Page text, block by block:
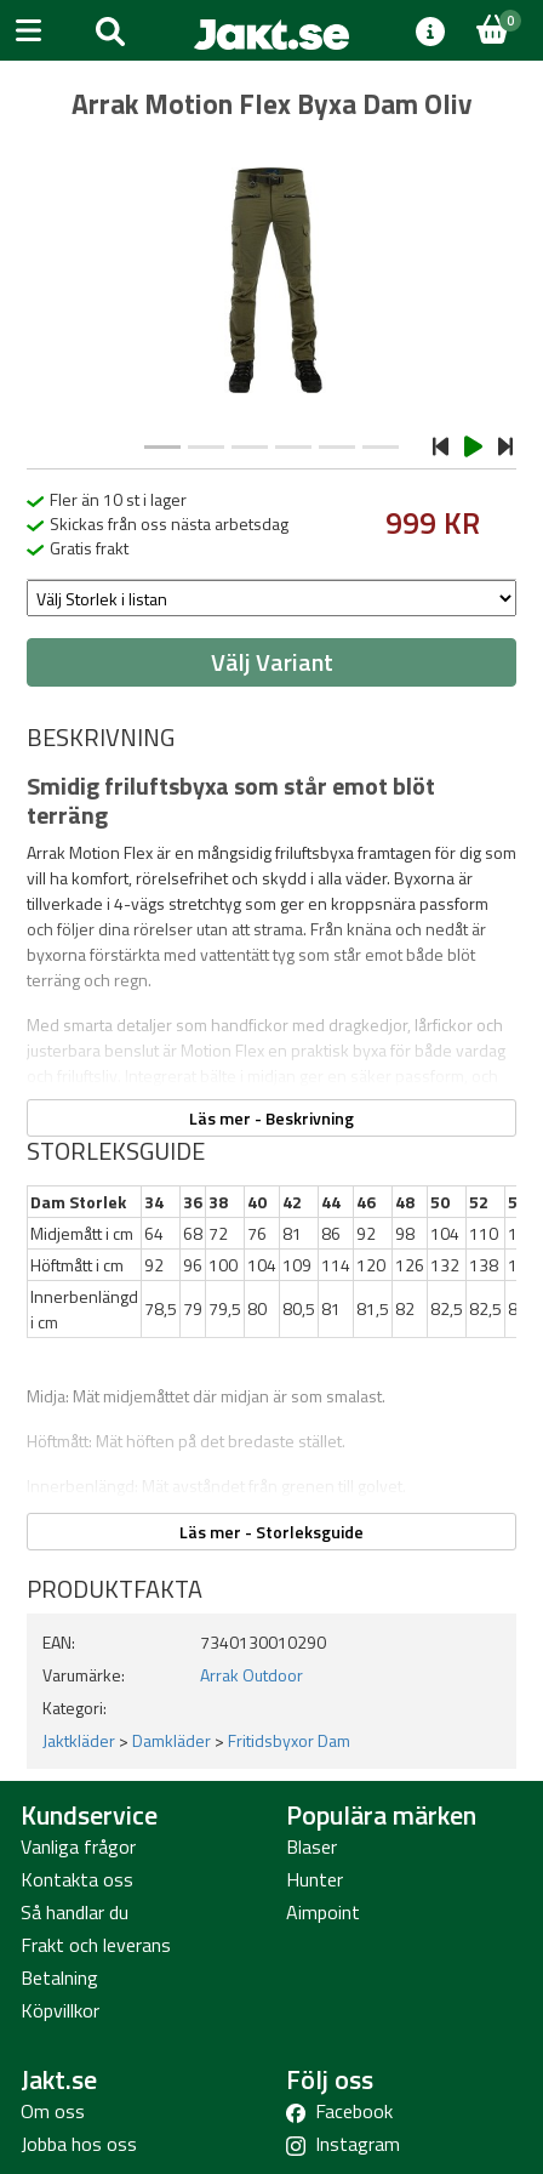
0
Arrak Motion Flex Byxa Dam Oliv
Fler än 10 st i lager
Skickas från oss nästa arbetsdag
Gratis frakt
999 KR
Välj Variant
BESKRIVNING
Smidig friluftsbyxa som står emot blöt
terräng
Arrak Motion Flex är en mångsidig friluftsbyxa framtagen för dig som
vill ha komfort, rörelsefrihet och skydd i alla väder. Byxorna är
tillverkade i 4-vägs stretchtyg som ger en kroppsnära passform
och följer dina rörelser utan att strama. Från knäna och nedåt är
byxorna förstärkta med vattentätt tyg som står emot både blöt
terräng och regn.
Med smarta detaljer som handfickor med dragkedjor, lårfickor och
justerbara benslut är Motion Flex en praktisk byxa för både vardag
dragkedjor vid bensluten gör det enkelt att ta på och av byxorna
samt ger extra ventilation vid behov.
Egenskaper:
4-vägs stretch för maximal rörelsefrihet
Vattentätt tyg från knäna och nedåt (3000 mm vattenpelare)
Handfickor och lårfickor med dragkedja
Dragkedja vid benslut för ventilation och enkel påklädning
Justerbara benslut för bästa passform
Material: 90 % nylon / 10 % spandex, förstärkning 100 %
Vikt i storlek 40: ca 426 g
Läs mer - Beskrivning
STORLEKSGUIDE
Dam Storlek 34 36 38 40 42 44 46 48 50 52
54
Midjemått i cm 64 68 72 76 81 86 92 98 104 110 116
Höftmått i cm
92 96 100 104 109 114 120 126 132 138 144
Innerbenlängd
i cm
78,5 79 79,5 80 80,5 81 81,5 82 82,5 82,5 82,5
Midja: Mät midjemåttet där midjan är som smalast.
Höftmått: Mät höften på det bredaste stället.
Läs mer - Storleksguide
PRODUKTFAKTA
EAN:
7340130010290
Varumärke:
Arrak Outdoor
Kategori:
Jaktkläder>Damkläder>Fritidsbyxor Dam
Kundservice
Vanliga frågor
Kontakta oss
Så handlar du
Frakt och leverans
Betalning
Köpvillkor
Populära märken
Blaser
Hunter
Aimpoint
Jakt.se
Om oss
Jobba hos oss
Följ oss
Facebook
Instagram